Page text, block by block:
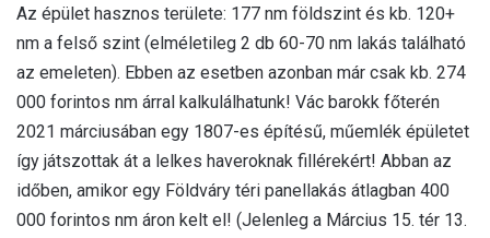
Az épület hasznos területe: 177 nm földszint és kb. 120+
nm a felső szint (elméletileg 2 db 60-70 nm lakás található
az emeleten). Ebben az esetben azonban már csak kb. 274
000 forintos nm árral kalkulálhatunk! Vác barokk főterén
2021 márciusában egy 1807-es építésű, műemlék épületet
így játszottak át a lelkes haveroknak fillérekért! Abban az
időben, amikor egy Földváry téri panellakás átlagban 400
000 forintos nm áron kelt el! (Jelenleg a Március 15. tér 13.